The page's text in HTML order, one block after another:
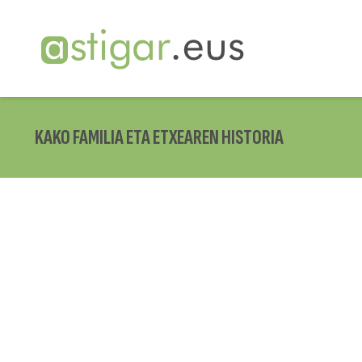
KAKO FAMILIA ETA ETXEAREN HISTORIA